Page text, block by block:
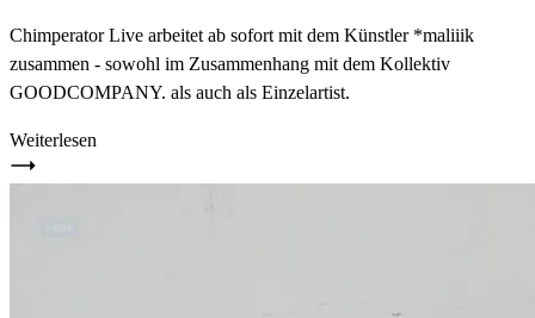
Chimperator Live arbeitet ab sofort mit dem Künstler *maliiik
zusammen - sowohl im Zusammenhang mit dem Kollektiv
GOODCOMPANY. als auch als Einzelartist.
Weiterlesen